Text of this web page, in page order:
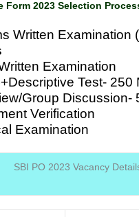
Form 2023 Selection
Written Examination
Examination
Test- 250
Group Discussion-
Verification
Examination
SBI PO 2023 Vacancy